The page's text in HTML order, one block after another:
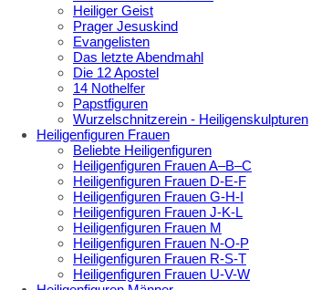
Heiliger Geist
Prager Jesuskind
Evangelisten
Das letzte Abendmahl
Die 12 Apostel
14 Nothelfer
Papstfiguren
Wurzelschnitzerein - Heiligenskulpturen
Heiligenfiguren Frauen
Beliebte Heiligenfiguren
Heiligenfiguren Frauen A–B–C
Heiligenfiguren Frauen D-E-F
Heiligenfiguren Frauen G-H-I
Heiligenfiguren Frauen J-K-L
Heiligenfiguren Frauen M
Heiligenfiguren Frauen N-O-P
Heiligenfiguren Frauen R-S-T
Heiligenfiguren Frauen U-V-W